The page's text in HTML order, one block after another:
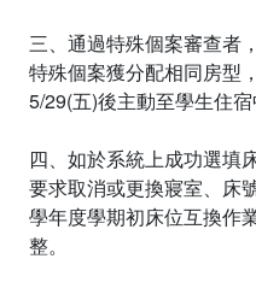
三、通過特殊個案審查者
特殊個案獲分配相同房型
5/29(五)後主動至學生住宿
四、如於系統上成功選填
要求取消或更換寢室、床
學年度學期初床位互換作
整。